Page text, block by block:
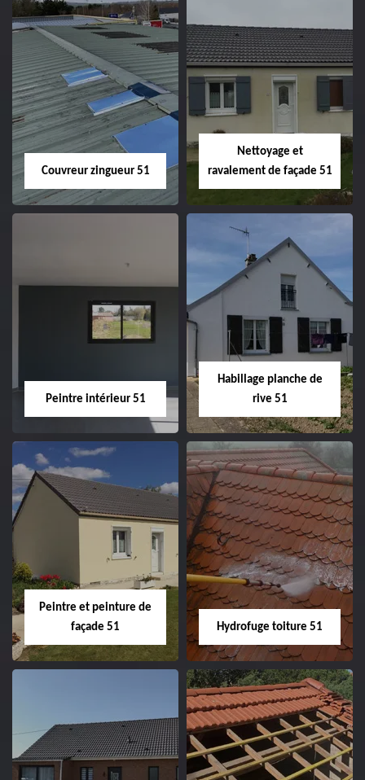
Charpentier 51
Changement de
velux 51
Couvreur zingueur 51
51
Nettoyage et
ravalement de façade 51
Nettoyage et
ravalement de
façade 51
Peintre intérieur 51
Peintre intérieur
Habillage planche de
rive 51
Habillage planche
de rive 51
Peintre et peinture de
façade 51
Peintre et peinture
de façade 51
Hydrofuge toiture 51
Hydrofuge toiture
51